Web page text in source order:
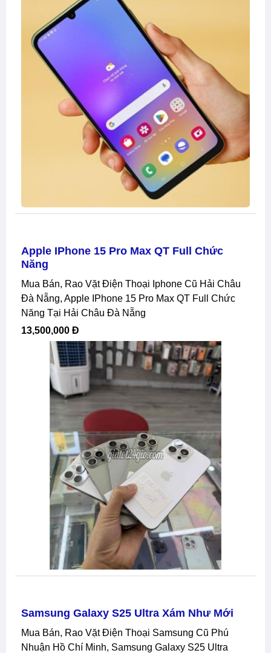
Apple IPhone 15 Pro Max QT Full Chức
Năng
Mua Bán, Rao Vặt Điện Thoại Iphone Cũ Hải Châu
Đà Nẵng, Apple IPhone 15 Pro Max QT Full Chức
Năng Tại Hải Châu Đà Nẵng
13,500,000 Đ
Samsung Galaxy S25 Ultra Xám Như Mới
Mua Bán, Rao Vặt Điện Thoại Samsung Cũ Phú
Nhuận Hồ Chí Minh, Samsung Galaxy S25 Ultra